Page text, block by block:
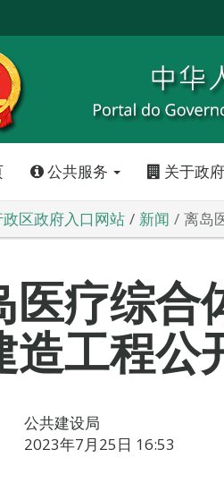
公共服务 关于政府
区政府入口网站 新闻 离岛
医疗综合
造工程公
公共建设局
2023年7月25日 16:53